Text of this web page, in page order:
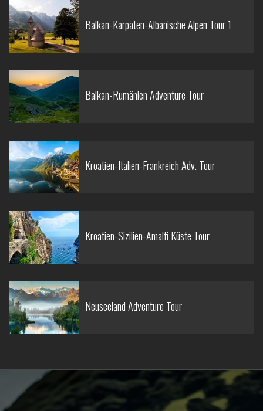
Balkan-Karpaten-Albanische Alpen Tour 1
Balkan-Rumänien Adventure Tour
Kroatien-Italien-Frankreich Adv. Tour
Kroatien-Sizilien-Amalfi Küste Tour
Neuseeland Adventure Tour